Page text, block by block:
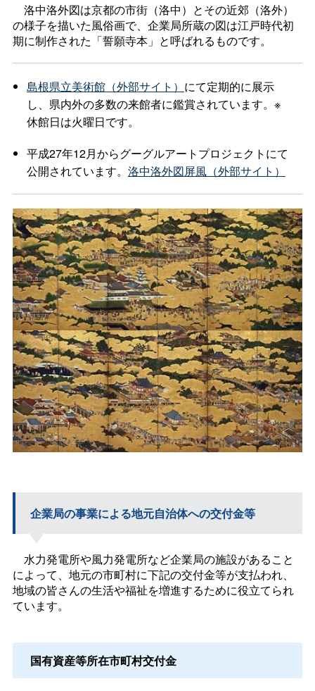
洛中洛外図は京都の市街（洛中）とその近郊（洛外）
の様子を描いた風俗画で、企業局所蔵の図は江戸時代初
期に制作された「誓願寺本」と呼ばれるものです。
島根県立美術館（外部サイト） にて定期的に展示
し、県内外の多数の来館者に鑑賞されています。※
休館日は火曜日です。
平成27年12月からグーグルアートプロジェクトにて
公開されています。 洛中洛外図屏風（外部サイト）
企業局の事業による地元自治体への交付金等
水力発電所や風力発電所など企業局の施設があること
によって、地元の市町村に下記の交付金等が支払われ、
地域の皆さんの生活や福祉を増進するために役立てられ
ています。
国有資産等所在市町村交付金